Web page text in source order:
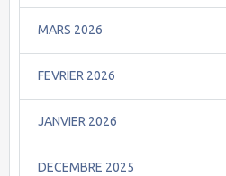
MARS 2026
FEVRIER 2026
JANVIER 2026
DECEMBRE 2025